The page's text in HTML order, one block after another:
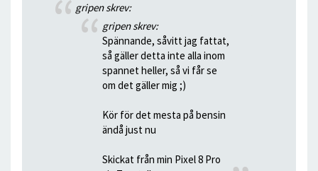
gripen skrev:
gripen skrev:
Spännande, såvitt jag fattat,
så gäller detta inte alla inom
spannet heller, så vi får se
om det gäller mig ;)
Kör för det mesta på bensin
ändå just nu
Skickat från min Pixel 8 Pro